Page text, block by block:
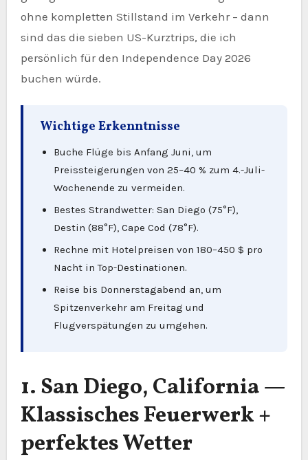
ohne kompletten Stillstand im Verkehr – dann
sind das die sieben US-Kurztrips, die ich
persönlich für den Independence Day 2026
buchen würde.
Wichtige Erkenntnisse
Buche Flüge bis Anfang Juni, um
Preissteigerungen von 25–40 % zum 4.-Juli-
Wochenende zu vermeiden.
Bestes Strandwetter: San Diego (75°F),
Destin (88°F), Cape Cod (78°F).
Rechne mit Hotelpreisen von 180–450 $ pro
Nacht in Top-Destinationen.
Reise bis Donnerstagabend an, um
Spitzenverkehr am Freitag und
Flugverspätungen zu umgehen.
1. San Diego, California —
Klassisches Feuerwerk +
perfektes Wetter